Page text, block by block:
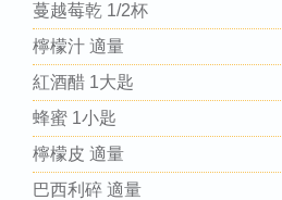
蔓越莓乾 1/2杯
檸檬汁 適量
紅酒醋 1大匙
蜂蜜 1小匙
檸檬皮 適量
巴西利碎 適量